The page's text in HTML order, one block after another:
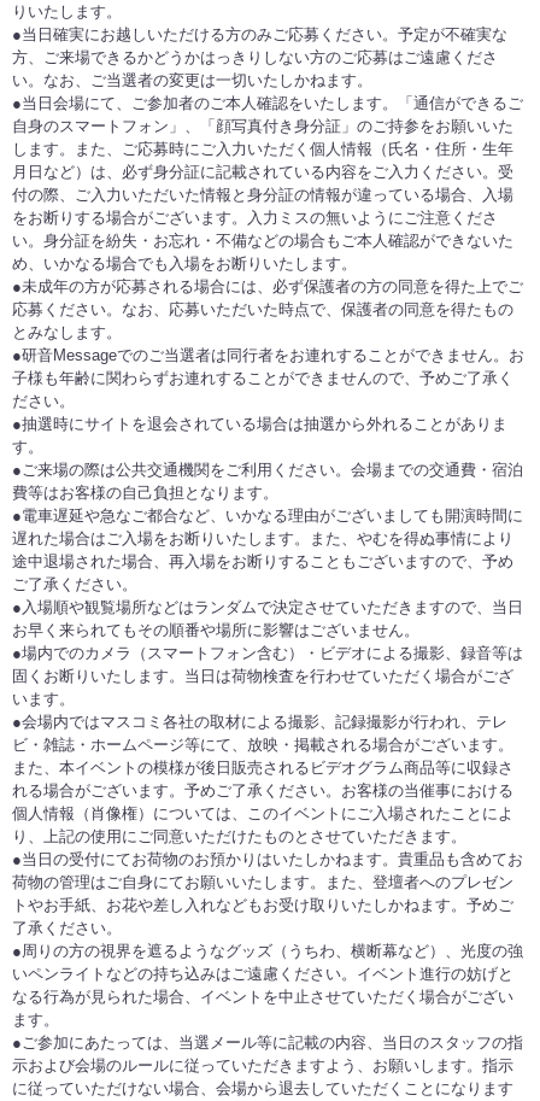
りいたします。
●当日確実にお越しいただける方のみご応募ください。予定が不確実な
方、ご来場できるかどうかはっきりしない方のご応募はご遠慮くださ
い。なお、ご当選者の変更は一切いたしかねます。
●当日会場にて、ご参加者のご本人確認をいたします。「通信ができるご
自身のスマートフォン」、「顔写真付き身分証」のご持参をお願いいた
します。また、ご応募時にご入力いただく個人情報（氏名・住所・生年
月日など）は、必ず身分証に記載されている内容をご入力ください。受
付の際、ご入力いただいた情報と身分証の情報が違っている場合、入場
をお断りする場合がございます。入力ミスの無いようにご注意くださ
い。身分証を紛失・お忘れ・不備などの場合もご本人確認ができないた
め、いかなる場合でも入場をお断りいたします。
●未成年の方が応募される場合には、必ず保護者の方の同意を得た上でご
応募ください。なお、応募いただいた時点で、保護者の同意を得たもの
とみなします。
●研音Messageでのご当選者は同行者をお連れすることができません。お
子様も年齢に関わらずお連れすることができませんので、予めご了承く
ださい。
●抽選時にサイトを退会されている場合は抽選から外れることがありま
す。
●ご来場の際は公共交通機関をご利用ください。会場までの交通費・宿泊
費等はお客様の自己負担となります。
●電車遅延や急なご都合など、いかなる理由がございましても開演時間に
遅れた場合はご入場をお断りいたします。また、やむを得ぬ事情により
途中退場された場合、再入場をお断りすることもございますので、予め
ご了承ください。
●入場順や観覧場所などはランダムで決定させていただきますので、当日
お早く来られてもその順番や場所に影響はございません。
●場内でのカメラ（スマートフォン含む）・ビデオによる撮影、録音等は
固くお断りいたします。当日は荷物検査を行わせていただく場合がござ
います。
●会場内ではマスコミ各社の取材による撮影、記録撮影が行われ、テレ
ビ・雑誌・ホームページ等にて、放映・掲載される場合がございます。
また、本イベントの模様が後日販売されるビデオグラム商品等に収録さ
れる場合がございます。予めご了承ください。お客様の当催事における
個人情報（肖像権）については、このイベントにご入場されたことによ
り、上記の使用にご同意いただけたものとさせていただきます。
●当日の受付にてお荷物のお預かりはいたしかねます。貴重品も含めてお
荷物の管理はご自身にてお願いいたします。また、登壇者へのプレゼン
トやお手紙、お花や差し入れなどもお受け取りいたしかねます。予めご
了承ください。
●周りの方の視界を遮るようなグッズ（うちわ、横断幕など）、光度の強
いペンライトなどの持ち込みはご遠慮ください。イベント進行の妨げと
なる行為が見られた場合、イベントを中止させていただく場合がござい
ます。
●ご参加にあたっては、当選メール等に記載の内容、当日のスタッフの指
示および会場のルールに従っていただきますよう、お願いします。指示
に従っていただけない場合、会場から退去していただくことになります